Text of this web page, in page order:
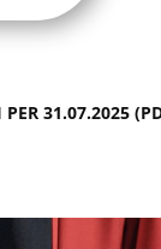
PER 31.07.2025